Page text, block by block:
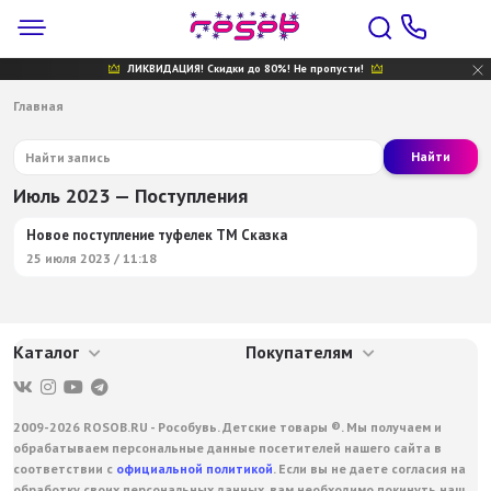
ЛИКВИДАЦИЯ! Скидки до 80%! Не пропусти!
Главная
Найти
Июль 2023 — Поступления
Новое поступление туфелек ТМ Сказка
25 июля 2023 / 11:18
Каталог Покупателям
2009-2026 ROSOB.RU - Рособувь. Детские товары ®. Мы получаем и
обрабатываем персональные данные посетителей нашего сайта в
соответствии с официальной политикой. Если вы не даете согласия на